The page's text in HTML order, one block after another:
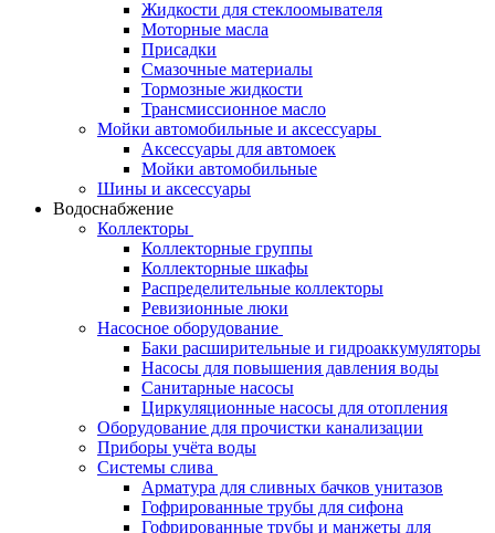
Жидкости для стеклоомывателя
Моторные масла
Присадки
Смазочные материалы
Тормозные жидкости
Трансмиссионное масло
Мойки автомобильные и аксессуары
Аксессуары для автомоек
Мойки автомобильные
Шины и аксессуары
Водоснабжение
Коллекторы
Коллекторные группы
Коллекторные шкафы
Распределительные коллекторы
Ревизионные люки
Насосное оборудование
Баки расширительные и гидроаккумуляторы
Насосы для повышения давления воды
Санитарные насосы
Циркуляционные насосы для отопления
Оборудование для прочистки канализации
Приборы учёта воды
Системы слива
Арматура для сливных бачков унитазов
Гофрированные трубы для сифона
Гофрированные трубы и манжеты для